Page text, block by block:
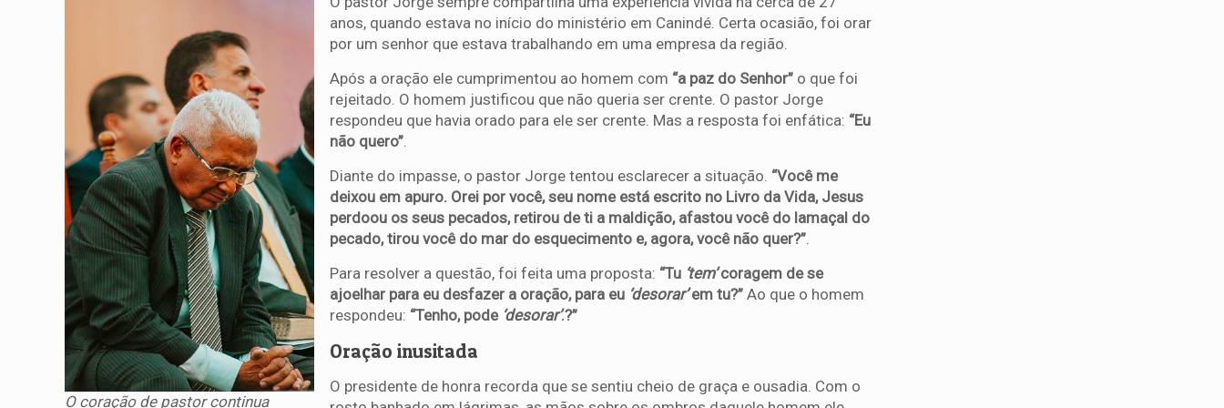
O coração de pastor continua
anos, quando estava no início do ministério em Canindé. Certa ocasião, foi orar
por um senhor que estava trabalhando em uma empresa da região.
Após a oração ele cumprimentou ao homem com “a paz do Senhor” o que foi
rejeitado. O homem justificou que não queria ser crente. O pastor Jorge
respondeu que havia orado para ele ser crente. Mas a resposta foi enfática: “Eu
não quero”.
Diante do impasse, o pastor Jorge tentou esclarecer a situação. “Você me
deixou em apuro. Orei por você, seu nome está escrito no Livro da Vida, Jesus
perdoou os seus pecados, retirou de ti a maldição, afastou você do lamaçal do
pecado, tirou você do mar do esquecimento e, agora, você não quer?”.
Para resolver a questão, foi feita uma proposta: “Tu ‘tem’coragem de se
ajoelhar para eu desfazer a oração, para eu ‘desorar’em tu?” Ao que o homem
respondeu: “Tenho, pode‘desorar’.?”
Oração inusitada
O presidente de honra recorda que se sentiu cheio de graça e ousadia. Com o